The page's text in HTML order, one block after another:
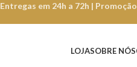
Entregas em 24h a 72h |
LOJASOBRE NÓS